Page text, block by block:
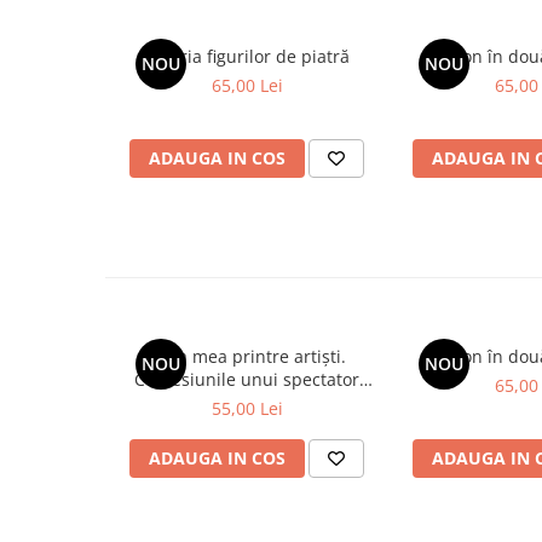
NOU
Galeria figurilor de piatră
65,00 Lei
ADAUGA IN COS
NOU
Spion în
65,00
ADAUGA IN
NOU
Viața mea printre artiști.
Confesiunile unui spectator
fidel
55,00 Lei
ADAUGA IN COS
NOU
Spion în
65,00
ADAUGA IN